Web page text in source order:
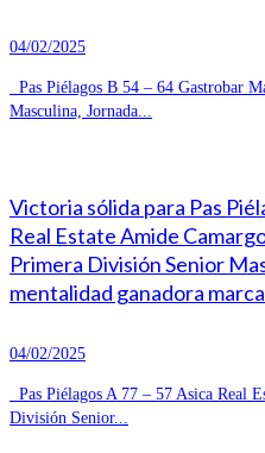
04/02/2025
Pas Piélagos B 54 – 64 Gastrobar
Masculina, Jornada...
Victoria sólida para Pas
Real Estate Amide
Primera División Senior
mentalidad ganadora
04/02/2025
Pas Piélagos A 77 – 57 Asica Real
División Senior...